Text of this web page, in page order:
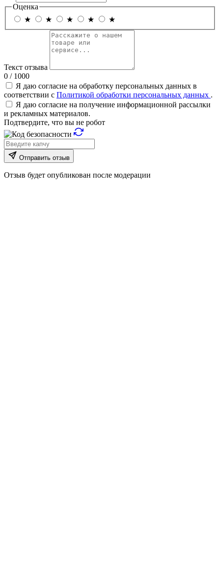
Оценка
★
★ ★ ★ ★
Текст отзыва
0 / 1000
Я даю согласие на обработку персональных данных в
соответствии с Политикой обработки персональных данных .
Я даю согласие на получение информационной рассылки
и рекламных материалов.
Подтвердите, что вы не робот
Отправить отзыв
Отзыв будет опубликован после модерации